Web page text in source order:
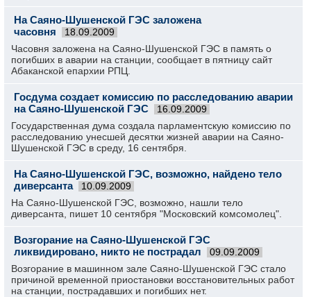
На Саяно-Шушенской ГЭС заложена
часовня
18.09.2009
Часовня заложена на Саяно-Шушенской ГЭС в память о
погибших в аварии на станции, сообщает в пятницу сайт
Абаканской епархии РПЦ.
Госдума создает комиссию по расследованию аварии
на Саяно-Шушенской ГЭС
16.09.2009
Государственная дума создала парламентскую комиссию по
расследованию унесшей десятки жизней аварии на Саяно-
Шушенской ГЭС в среду, 16 сентября.
На Саяно-Шушенской ГЭС, возможно, найдено тело
диверсанта
10.09.2009
На Саяно-Шушенской ГЭС, возможно, нашли тело
диверсанта, пишет 10 сентября "Московский комсомолец".
Возгорание на Саяно-Шушенской ГЭС
ликвидировано, никто не пострадал
09.09.2009
Возгорание в машинном зале Саяно-Шушенской ГЭС стало
причиной временной приостановки восстановительных работ
на станции, пострадавших и погибших нет.